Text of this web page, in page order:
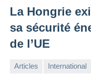
La Hongrie
sa sécurité
de l’UE
Articles International